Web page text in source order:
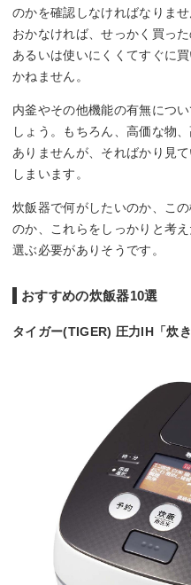
のかを確認しなければなりま
おかなければ、せっかく買っ
あるいは使いにくくてすぐに
かねません。
内釜やその他機能の有無につ
しょう。もちろん、高価な物
ありませんが、そればかり見
しまいます。
炊飯器で何がしたいのか、こ
のか、これらをしっかりと考
選ぶ必要がありそうです。
おすすめの炊飯器10選
タイガー(TIGER) 圧力IH「炊